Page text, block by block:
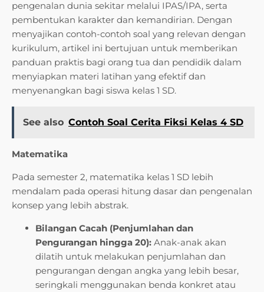
pengenalan dunia sekitar melalui IPAS/IPA, serta
pembentukan karakter dan kemandirian. Dengan
menyajikan contoh-contoh soal yang relevan dengan
kurikulum, artikel ini bertujuan untuk memberikan
panduan praktis bagi orang tua dan pendidik dalam
menyiapkan materi latihan yang efektif dan
menyenangkan bagi siswa kelas 1 SD.
See also Contoh Soal Cerita Fiksi Kelas 4 SD
Matematika
Pada semester 2, matematika kelas 1 SD lebih
mendalam pada operasi hitung dasar dan pengenalan
konsep yang lebih abstrak.
Bilangan Cacah (Penjumlahan dan
Pengurangan hingga 20): Anak-anak akan
dilatih untuk melakukan penjumlahan dan
pengurangan dengan angka yang lebih besar,
seringkali menggunakan benda konkret atau